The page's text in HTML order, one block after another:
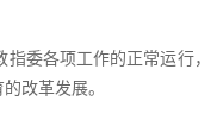
委各项工作的正常运行
改革发展。